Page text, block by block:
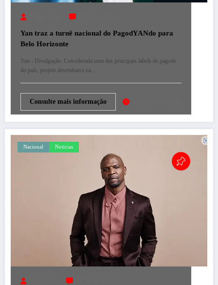
Yan traz a turnê nacional do PagodYANdo para
Belo Horizonte
Yan - Divulgação. Considerada uma das principais labels de pagode
do país, projeto desembarca na…
Consulte mais informação
Nacional Noticias